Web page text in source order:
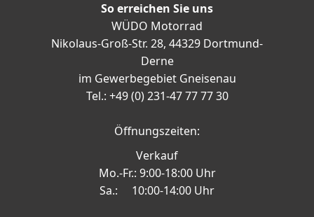
So erreichen Sie uns
WÜDO Motorrad
Nikolaus-Groß-Str. 28, 44329 Dortmund-
Derne
im Gewerbegebiet Gneisenau
Tel.: +49 (0) 231-47 77 77 30
Öffnungszeiten:
Verkauf
Mo.-Fr.: 9:00-18:00 Uhr
Sa.: 10:00-14:00 Uhr